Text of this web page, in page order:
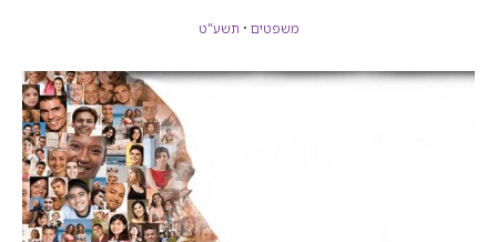
משפטים • תשע"ט